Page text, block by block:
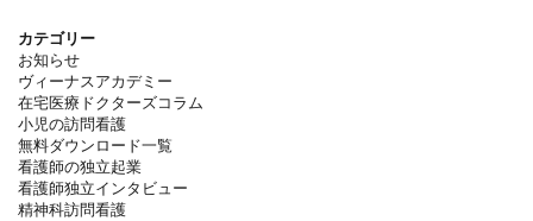
カテゴリー
お知らせ
ヴィーナスアカデミー
在宅医療ドクターズコラム
小児の訪問看護
無料ダウンロード一覧
看護師の独立起業
看護師独立インタビュー
精神科訪問看護